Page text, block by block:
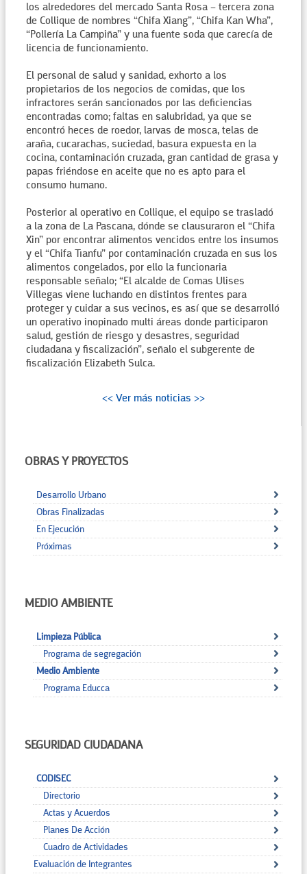
los alrededores del mercado Santa Rosa – tercera zona
de Collique de nombres “Chifa Xiang”, “Chifa Kan Wha”,
“Pollería La Campiña” y una fuente soda que carecía de
licencia de funcionamiento.
El personal de salud y sanidad, exhorto a los
propietarios de los negocios de comidas, que los
infractores serán sancionados por las deficiencias
encontradas como; faltas en salubridad, ya que se
encontró heces de roedor, larvas de mosca, telas de
araña, cucarachas, suciedad, basura expuesta en la
cocina, contaminación cruzada, gran cantidad de grasa y
papas friéndose en aceite que no es apto para el
consumo humano.
Posterior al operativo en Collique, el equipo se trasladó
a la zona de La Pascana, dónde se clausuraron el “Chifa
Xin” por encontrar alimentos vencidos entre los insumos
y el “Chifa Tianfu” por contaminación cruzada en sus los
alimentos congelados, por ello la funcionaria
responsable señalo; “El alcalde de Comas Ulises
Villegas viene luchando en distintos frentes para
proteger y cuidar a sus vecinos, es así que se desarrolló
un operativo inopinado multi áreas donde participaron
salud, gestión de riesgo y desastres, seguridad
ciudadana y fiscalización”, señalo el subgerente de
fiscalización Elizabeth Sulca.
<< Ver más noticias >>
OBRAS Y PROYECTOS
Desarrollo Urbano
Obras Finalizadas
En Ejecución
Próximas
MEDIO AMBIENTE
Limpieza Pública
Programa de segregación
Medio Ambiente
Programa Educca
SEGURIDAD CIUDADANA
CODISEC
Directorio
Actas y Acuerdos
Planes De Acción
Cuadro de Actividades
Evaluación de Integrantes